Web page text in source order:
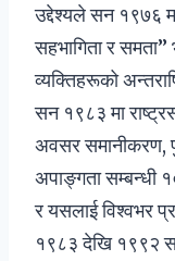
उद्देश्यले सन १९७६
सहभागिता र
व्यक्तिहरूको
सन १९८३ मा
अवसर समानीकरण,
अपाङ्गता सम्बन्धी १०
र यसलाई विश्वभर
१९८३ देखि १९९२